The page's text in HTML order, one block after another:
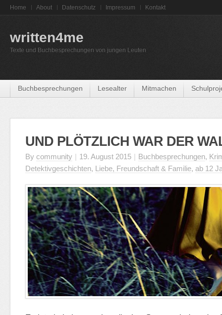
Home About Datenschutz Impressum Kontakt
written4me
Texte und Buchbesprechungen von jungen Leuten
Buchbesprechungen Lesealter Mitmachen
UND PLÖTZLICH WAR DER
By community | 19. August 2015 | Buchbesprechungen,
Detektivgeschichten, Liebe, Freundschaft & Familie, ab 12